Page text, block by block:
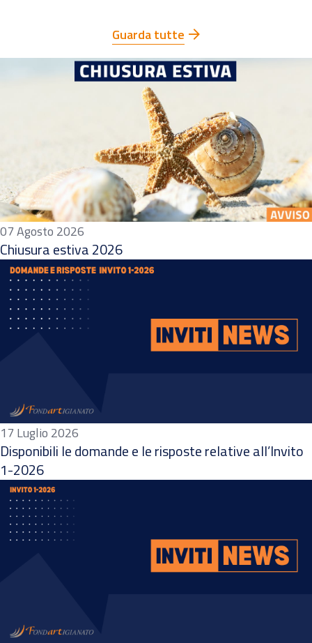
Guarda tutte
07 Agosto 2026
Chiusura estiva 2026
17 Luglio 2026
Disponibili le domande e le risposte relative all’Invito
1-2026